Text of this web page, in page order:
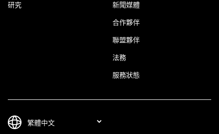
研究 新聞媒體
合作夥伴
聯盟夥伴
法務
服務狀態